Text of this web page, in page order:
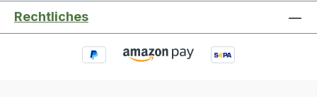
Rechtliches